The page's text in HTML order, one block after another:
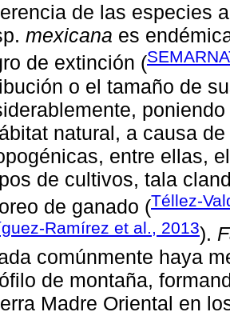
de las especies
mexicana es
de extinción (
o el tamaño de
natural, a causa
entre ellas,
de cultivos, tala
de ganado (Téllez-
Ramírez et al., 2013).
comúnmente haya
de montaña,
Madre Oriental en